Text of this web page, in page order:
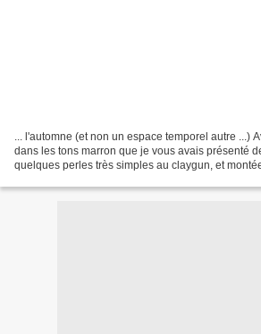
... l'automne (et non un espace temporel autre ...)
dans les tons marron que je vous avais présenté
quelques perles très simples au claygun, et